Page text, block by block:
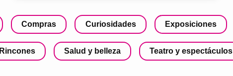
Compras Curiosidades Exposiciones
Rincones Salud y belleza Teatro y espectáculos